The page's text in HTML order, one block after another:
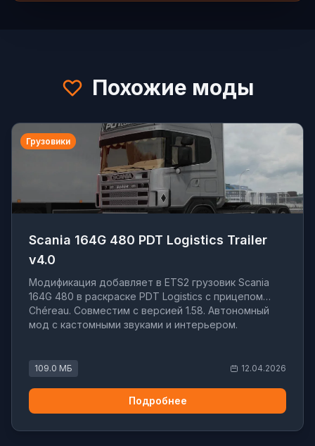
Похожие моды
Грузовики
Scania 164G 480 PDT Logistics Trailer
v4.0
Модификация добавляет в ETS2 грузовик Scania
164G 480 в раскраске PDT Logistics с прицепом
Chéreau. Совместим с версией 1.58. Автономный
мод с кастомными звуками и интерьером.
109.0 МБ 12.04.2026
Подробнее